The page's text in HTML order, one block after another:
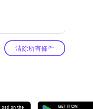
清除所有條件